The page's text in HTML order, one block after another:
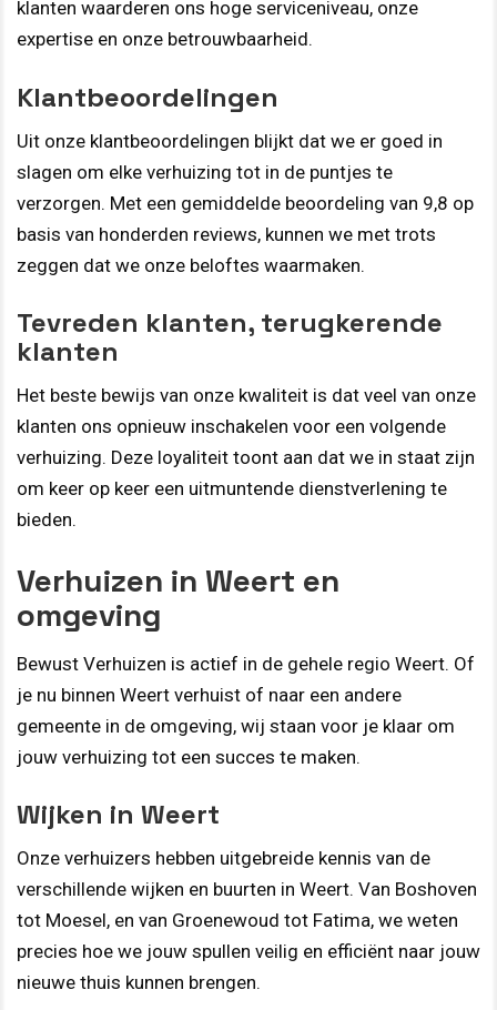
klanten waarderen ons hoge serviceniveau, onze
expertise en onze betrouwbaarheid.
Klantbeoordelingen
Uit onze klantbeoordelingen blijkt dat we er goed in
slagen om elke verhuizing tot in de puntjes te
verzorgen. Met een gemiddelde beoordeling van 9,8 op
basis van honderden reviews, kunnen we met trots
zeggen dat we onze beloftes waarmaken.
Tevreden klanten, terugkerende
klanten
Het beste bewijs van onze kwaliteit is dat veel van onze
klanten ons opnieuw inschakelen voor een volgende
verhuizing. Deze loyaliteit toont aan dat we in staat zijn
om keer op keer een uitmuntende dienstverlening te
bieden.
Verhuizen in Weert en
omgeving
Bewust Verhuizen is actief in de gehele regio Weert. Of
je nu binnen Weert verhuist of naar een andere
gemeente in de omgeving, wij staan voor je klaar om
jouw verhuizing tot een succes te maken.
Wijken in Weert
Onze verhuizers hebben uitgebreide kennis van de
verschillende wijken en buurten in Weert. Van Boshoven
tot Moesel, en van Groenewoud tot Fatima, we weten
precies hoe we jouw spullen veilig en efficiënt naar jouw
nieuwe thuis kunnen brengen.